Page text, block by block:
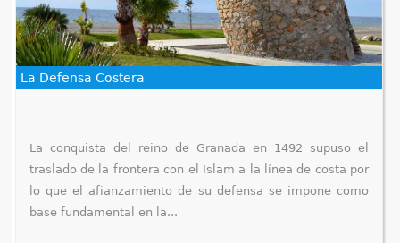
La Defensa Costera
La conquista del reino de Granada en 1492 supuso el
traslado de la frontera con el Islam a la línea de costa por
lo que el afianzamiento de su defensa se impone como
base fundamental en la...